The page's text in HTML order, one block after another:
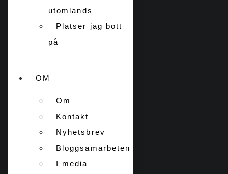
utomlands
Platser jag bott
på
OM
Om
Kontakt
Nyhetsbrev
Bloggsamarbeten
I media